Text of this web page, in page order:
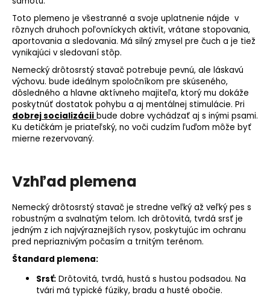
Toto plemeno je všestranné a svoje uplatnenie nájde v
rôznych druhoch poľovníckych aktivít, vrátane stopovania,
aportovania a sledovania. Má silný zmysel pre čuch a je tiež
vynikajúci v sledovaní stôp.
Nemecký drôtosrstý stavač potrebuje pevnú, ale láskavú
výchovu. bude ideálnym spoločníkom pre skúseného,
dôsledného a hlavne aktívneho majiteľa, ktorý mu dokáže
poskytnúť dostatok pohybu a aj mentálnej stimulácie. Pri
dobrej socializácii bude dobre vychádzať aj s inými psami.
Ku detičkám je priateľský, no voči cudzím ľuďom môže byť
mierne rezervovaný.
Vzhľad plemena
Nemecký drôtosrstý stavač je stredne veľký až veľký pes s
robustným a svalnatým telom. Ich drôtovitá, tvrdá srsť je
jedným z ich najvýraznejších rysov, poskytujúc im ochranu
pred nepriaznivým počasím a trnitým terénom.
Štandard plemena:
Srsť: Drôtovitá, tvrdá, hustá s hustou podsadou. Na
tvári má typické fúziky, bradu a husté obočie.